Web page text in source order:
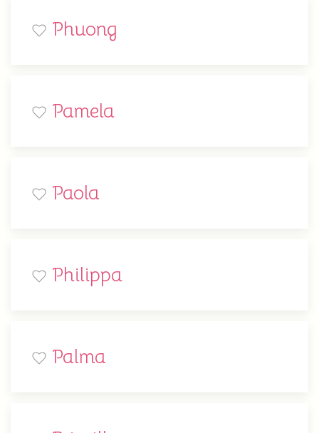
Phuong
Pamela
Paola
Philippa
Palma